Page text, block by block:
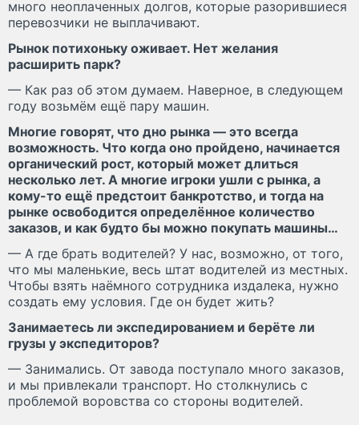
много неоплаченных долгов, которые разорившиеся
перевозчики не выплачивают.
Рынок потихоньку оживает. Нет желания
расширить парк?
— Как раз об этом думаем. Наверное, в следующем
году возьмём ещё пару машин.
Многие говорят, что дно рынка — это всегда
возможность. Что когда оно пройдено, начинается
органический рост, который может длиться
несколько лет. А многие игроки ушли с рынка, а
кому-то ещё предстоит банкротство, и тогда на
рынке освободится определённое количество
заказов, и как будто бы можно покупать машины…
— А где брать водителей? У нас, возможно, от того,
что мы маленькие, весь штат водителей из местных.
Чтобы взять наёмного сотрудника издалека, нужно
создать ему условия. Где он будет жить?
Занимаетесь ли экспедированием и берёте ли
грузы у экспедиторов?
— Занимались. От завода поступало много заказов,
и мы привлекали транспорт. Но столкнулись с
проблемой воровства со стороны водителей.